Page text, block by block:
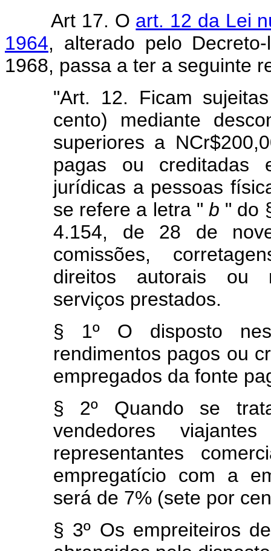
Art 17. O art. 12 da Lei
1964, alterado pelo
1968, passa a ter a seguinte
"Art. 12. Ficam
cento) mediante
superiores a
pagas ou creditadas
jurídicas a pessoas
se refere a letra " b " do
4.154, de 28 de
comissões,
direitos autorais ou
serviços prestados.
§ 1º O disposto
rendimentos pagos ou
empregados da fonte
§ 2º Quando se
vendedores
representantes
empregatício com a
será de 7% (sete por
§ 3º Os empreiteiros